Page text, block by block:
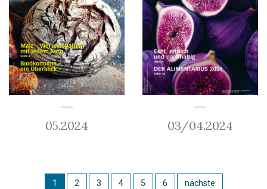
05.2024 03/04.2024
1 2 3 4 5 6 nächste